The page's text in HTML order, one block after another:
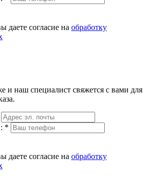
даете согласие на обработку
и наш специалист свяжется с вами для
*
даете согласие на обработку